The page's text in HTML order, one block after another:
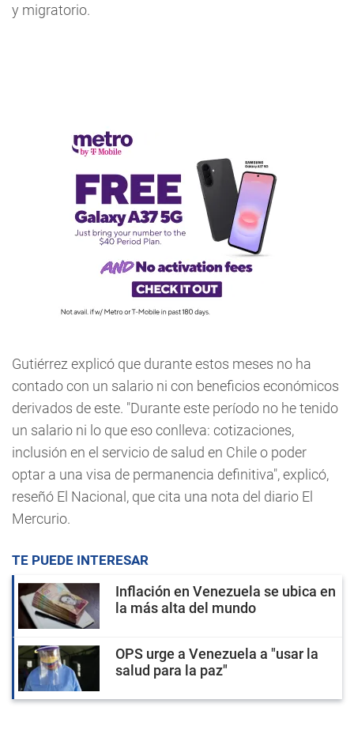
y migratorio.
Gutiérrez explicó que durante estos meses no ha
contado con un salario ni con beneficios económicos
derivados de este. "Durante este período no he tenido
un salario ni lo que eso conlleva: cotizaciones,
inclusión en el servicio de salud en Chile o poder
optar a una visa de permanencia definitiva", explicó,
reseñó El Nacional, que cita una nota del diario El
Mercurio.
TE PUEDE INTERESAR
Inflación en Venezuela se ubica en
la más alta del mundo
OPS urge a Venezuela a "usar la
salud para la paz"